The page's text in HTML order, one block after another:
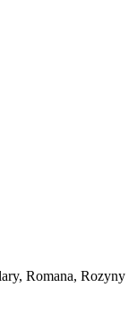
Romana, Rozyny